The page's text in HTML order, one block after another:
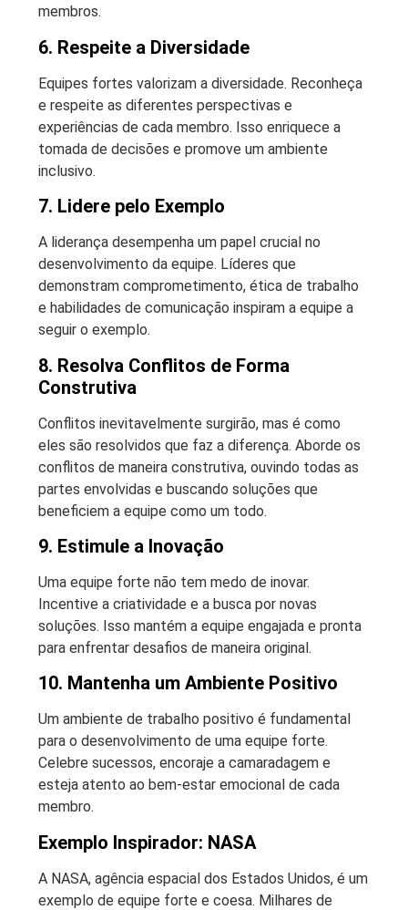
membros.
6. Respeite a Diversidade
Equipes fortes valorizam a diversidade. Reconheça
e respeite as diferentes perspectivas e
experiências de cada membro. Isso enriquece a
tomada de decisões e promove um ambiente
inclusivo.
7. Lidere pelo Exemplo
A liderança desempenha um papel crucial no
desenvolvimento da equipe. Líderes que
demonstram comprometimento, ética de trabalho
e habilidades de comunicação inspiram a equipe a
seguir o exemplo.
8. Resolva Conflitos de Forma
Construtiva
Conflitos inevitavelmente surgirão, mas é como
eles são resolvidos que faz a diferença. Aborde os
conflitos de maneira construtiva, ouvindo todas as
partes envolvidas e buscando soluções que
beneficiem a equipe como um todo.
9. Estimule a Inovação
Uma equipe forte não tem medo de inovar.
Incentive a criatividade e a busca por novas
soluções. Isso mantém a equipe engajada e pronta
para enfrentar desafios de maneira original.
10. Mantenha um Ambiente Positivo
Um ambiente de trabalho positivo é fundamental
para o desenvolvimento de uma equipe forte.
Celebre sucessos, encoraje a camaradagem e
esteja atento ao bem-estar emocional de cada
membro.
Exemplo Inspirador: NASA
A NASA, agência espacial dos Estados Unidos, é um
exemplo de equipe forte e coesa. Milhares de